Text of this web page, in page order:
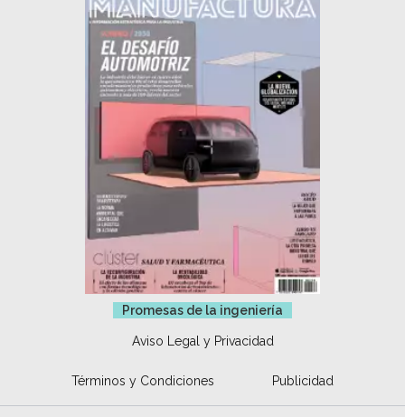
Promesas de la ingeniería
Aviso Legal y Privacidad
Términos y Condiciones Publicidad